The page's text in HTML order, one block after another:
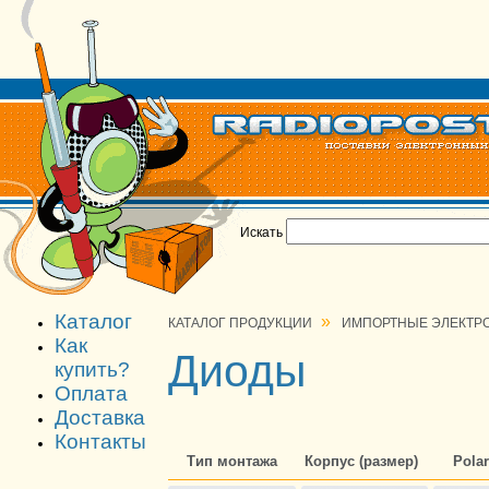
Искать
Каталог
Как
купить?
Оплата
Доставка
Контакты
КАТАЛОГ ПРОДУКЦИИ » ИМПОРТНЫЕ
Диоды
Тип монтажа Корпус (размер)